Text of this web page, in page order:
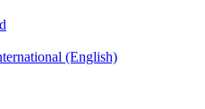
(English)